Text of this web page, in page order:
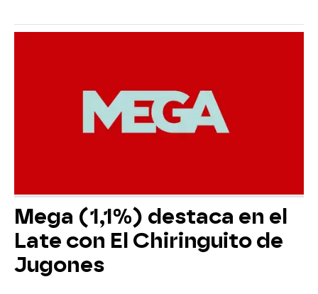
Mega (1,1%) destaca en el
Late con El Chiringuito de
Jugones